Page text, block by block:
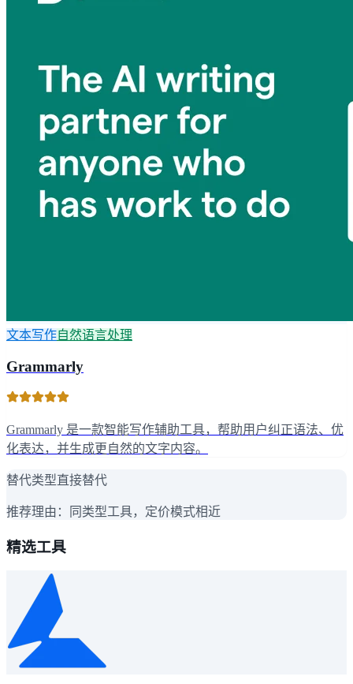
文本写作自然语言处理
Grammarly
Grammarly 是一款智能写作辅助工具，帮助用户纠正语法、优
化表达，并生成更自然的文字内容。
替代类型直接替代
推荐理由： 同类型工具，定价模式相近
精选工具